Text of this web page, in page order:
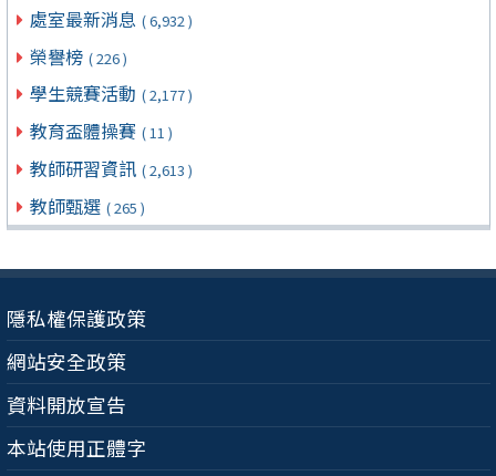
處室最新消息 ( 6,932 )
榮譽榜 ( 226 )
學生競賽活動 ( 2,177 )
教育盃體操賽 ( 11 )
教師研習資訊 ( 2,613 )
教師甄選 ( 265 )
隱私權保護政策
網站安全政策
資料開放宣告
本站使用正體字